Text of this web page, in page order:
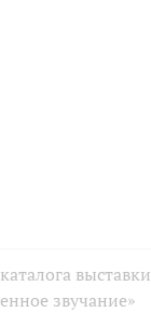
выставки
звучание»